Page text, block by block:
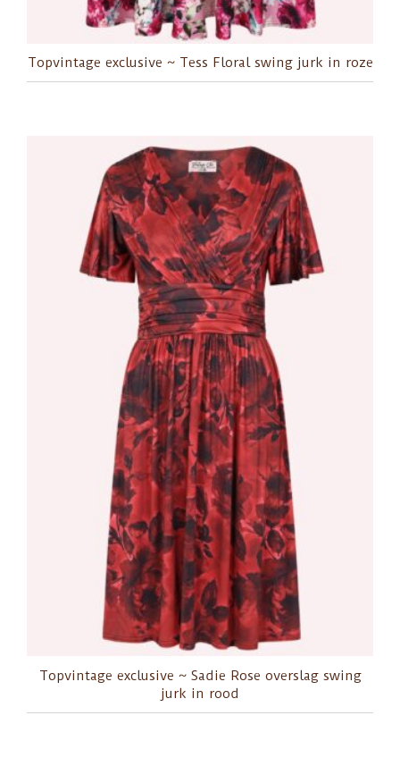
Topvintage exclusive ~ Tess Floral swing jurk in roze
Topvintage exclusive ~ Sadie Rose overslag swing
jurk in rood